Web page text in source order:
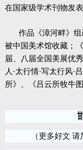
在国家级学术刊物发
作品《漳河畔》
被中国美术馆收藏；
届、八届全国美展优
人·太行情·写太行风·
所》、《吕云所牧牛
（更多好文